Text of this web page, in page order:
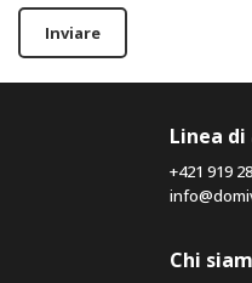
Inviare
Linea
+421 919
Chi